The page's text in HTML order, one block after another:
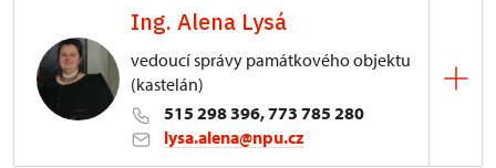
Sněmovní náměstí 1/2, Kroměříž 1
Ing. Alena Lysá
vedoucí správy památkového objektu
(kastelán)
515 298 396, 773 785 280
lysa.alena@npu.cz